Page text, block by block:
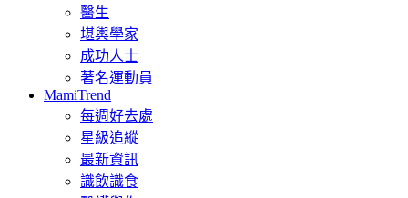
醫生
堪輿學家
成功人士
著名運動員
MamiTrend
每週好去處
星級追縱
最新資訊
識飲識食